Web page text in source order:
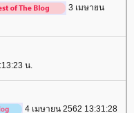
3 เมษายน
น.
4 เมษายน 2562 13:31:28